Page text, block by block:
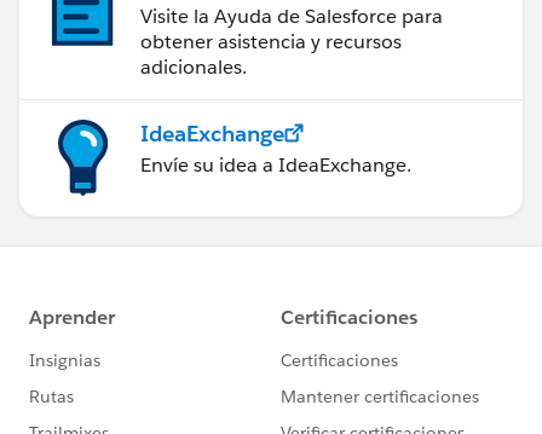
Visite la Ayuda de Salesforce para
obtener asistencia y recursos
adicionales.
IdeaExchange
Envíe su idea a IdeaExchange.